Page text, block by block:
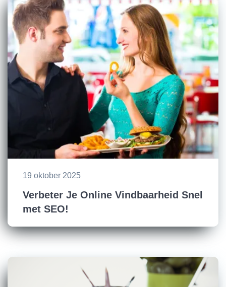
19 oktober 2025
Verbeter Je Online Vindbaarheid Snel
met SEO!